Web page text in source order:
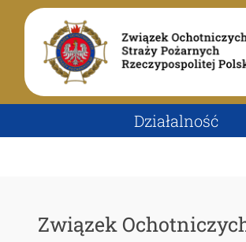
Przejdź
zawartości
Rodowód
Kalendarz wydarzeń
Ochotnicze Straże Pożarne
Działalność
Związek